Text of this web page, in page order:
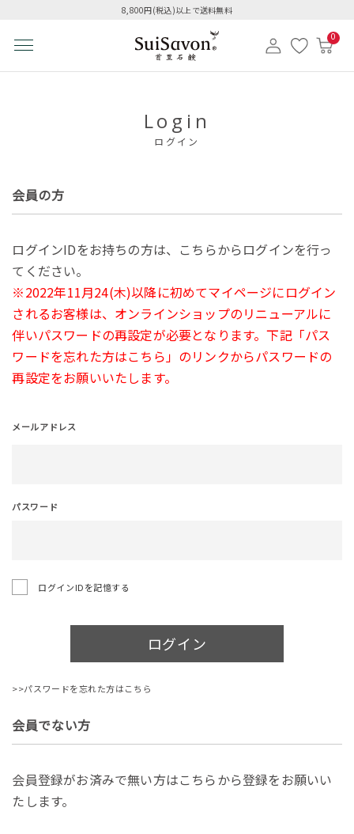
8,800円(税込)以上で送料無料
0
Login
ログイン
会員の方
ログインIDをお持ちの方は、こちらからログインを行っ
てください。
※2022年11月24(木)以降に初めてマイページにログイン
されるお客様は、オンラインショップのリニューアルに
伴いパスワードの再設定が必要となります。下記「パス
ワードを忘れた方はこちら」のリンクからパスワードの
再設定をお願いいたします。
メールアドレス
パスワード
ログインIDを記憶する
ログイン
>>パスワードを忘れた方はこちら
会員でない方
会員登録がお済みで無い方はこちらから登録をお願いい
たします。